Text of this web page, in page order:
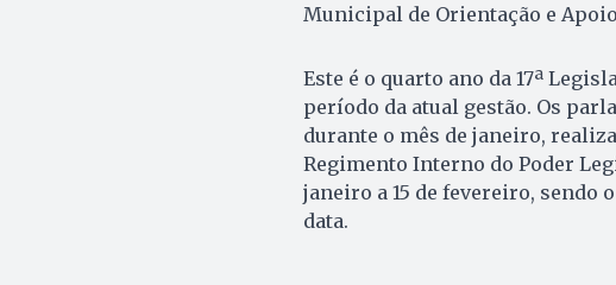
Municipal de Orientação e
Este é o quarto ano da 17ª
período da atual gestão. Os
durante o mês de janeiro,
Regimento Interno do Poder
janeiro a 15 de fevereiro, sendo
data.